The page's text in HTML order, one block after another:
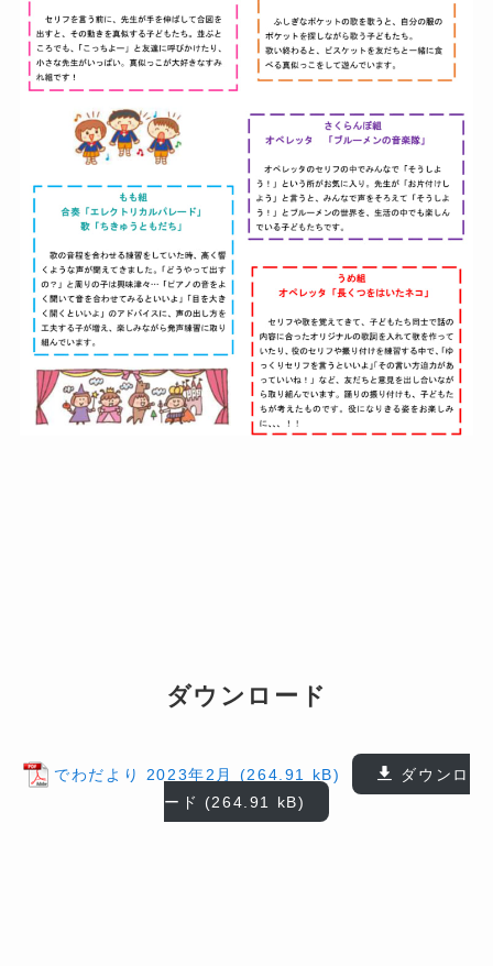
ダウンロード
でわだより 2023年2月
ダウンロ
ード